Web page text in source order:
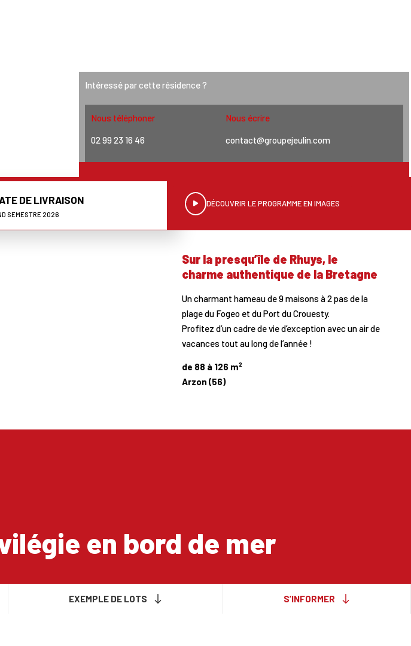
Intéressé par cette résidence ?
Nous téléphoner
02 99 23 16 46
Nous écrire
contact@groupejeulin.com
DE LIVRAISON
SEMESTRE 2026
DÉCOUVRIR LE PROGRAMME EN IMAGES
Sur la presqu’île de Rhuys, le
charme authentique de la Bretagne
Un charmant hameau de 9 maisons à 2 pas de la
plage du Fogeo et du Port du Crouesty.
Profitez d’un cadre de vie d’exception avec un air de
vacances tout au long de l’année !
de 88 à 126 m²
Arzon (56)
en bord de mer
EXEMPLE DE LOTS S’INFORMER